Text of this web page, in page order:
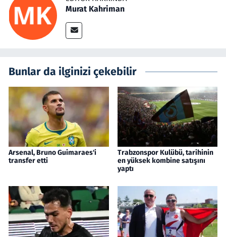
Murat Kahriman
Bunlar da ilginizi çekebilir
Arsenal, Bruno Guimaraes'i
transfer etti
Trabzonspor Kulübü, tarihinin
en yüksek kombine satışını
yaptı